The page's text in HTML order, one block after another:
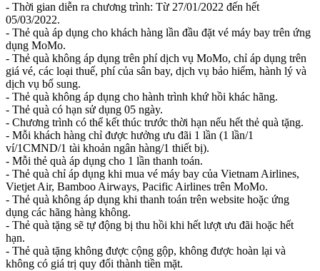
- Thời gian diễn ra chương trình: Từ 27/01/2022 đến hết
05/03/2022.
- Thẻ quà áp dụng cho khách hàng lần đầu đặt vé máy bay trên ứng
dụng MoMo.
- Thẻ quà không áp dụng trên phí dịch vụ MoMo, chỉ áp dụng trên
giá vé, các loại thuế, phí của sân bay, dịch vụ bảo hiểm, hành lý và
dịch vụ bổ sung.
- Thẻ quà không áp dụng cho hành trình khứ hồi khác hãng.
- Thẻ quà có hạn sử dụng 05 ngày.
- Chương trình có thể kết thúc trước thời hạn nếu hết thẻ quà tặng.
- Mỗi khách hàng chỉ được hưởng ưu đãi 1 lần (1 lần/1
ví/1CMND/1 tài khoản ngân hàng/1 thiết bị).
- Mỗi thẻ quà áp dụng cho 1 lần thanh toán.
- Thẻ quà chỉ áp dụng khi mua vé máy bay của Vietnam Airlines,
Vietjet Air, Bamboo Airways, Pacific Airlines trên MoMo.
- Thẻ quà không áp dụng khi thanh toán trên website hoặc ứng
dụng các hãng hàng không.
- Thẻ quà tặng sẽ tự động bị thu hồi khi hết lượt ưu đãi hoặc hết
hạn.
- Thẻ quà tặng không được cộng gộp, không được hoàn lại và
không có giá trị quy đổi thành tiền mặt.